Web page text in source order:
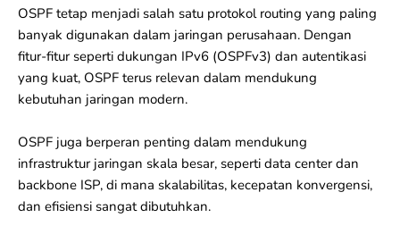
OSPF tetap menjadi salah satu protokol routing yang paling
banyak digunakan dalam jaringan perusahaan. Dengan
fitur-fitur seperti dukungan IPv6 (OSPFv3) dan autentikasi
yang kuat, OSPF terus relevan dalam mendukung
kebutuhan jaringan modern.
OSPF juga berperan penting dalam mendukung
infrastruktur jaringan skala besar, seperti data center dan
backbone ISP, di mana skalabilitas, kecepatan konvergensi,
dan efisiensi sangat dibutuhkan.